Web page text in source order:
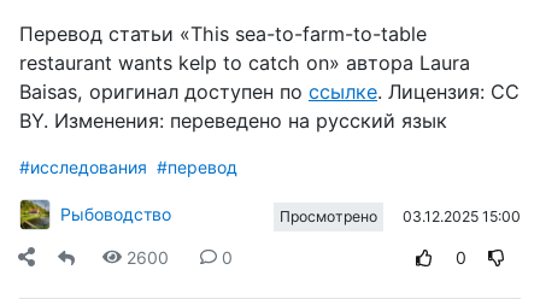
Перевод статьи «This sea-to-farm-to-table
restaurant wants kelp to catch on» автора Laura
Baisas, оригинал доступен по ссылке. Лицензия: CC
BY. Изменения: переведено на русский язык
#исследования #перевод
Рыбоводство Просмотрено 03.12.2025 15:00
2600 0 0